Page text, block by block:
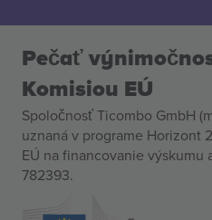
Pečať
Komisiou EÚ
Spoločnosť Ticombo GmbH
uznaná v programe Horizont
EÚ na financovanie výskumu
782393.